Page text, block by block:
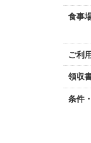
食事
ご利
領収
条件